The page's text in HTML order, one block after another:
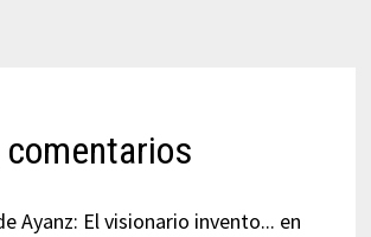
Ayanz: El visionario invento... en